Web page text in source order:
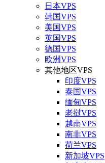
日本VPS
韩国VPS
美国VPS
英国VPS
德国VPS
欧洲VPS
其他地区VPS
印度VPS
泰国VPS
缅甸VPS
老挝VPS
越南VPS
南非VPS
荷兰VPS
新加坡VPS